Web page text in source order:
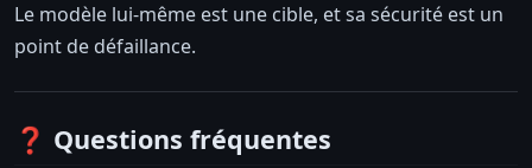
Le modèle lui-même est une cible, et sa sécurité est un
point de défaillance.
❓ Questions fréquentes